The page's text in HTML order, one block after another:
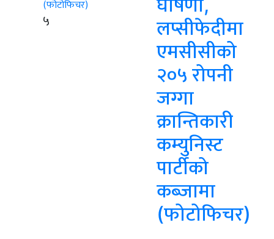
५
लप्सीफेदीमा
एमसीसीको
२०५ रोपनी
जग्गा
क्रान्तिकारी
कम्युनिस्ट
पार्टीको
कब्जामा
(फोटोफिचर)